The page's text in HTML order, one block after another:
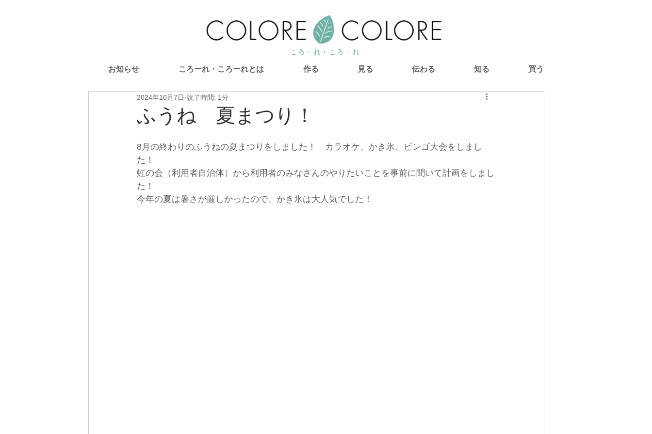
ころーれ・ころーれ
お知らせ ころーれ・ころーれとは 作る 見る 伝わる 知る 買う
ふうね 夏まつり！
2024年10月7日 読了時間: 1分
8月の終わりのふうねの夏まつりをしました！　カラオケ、かき氷、ビンゴ大会をしまし
た！
虹の会（利用者自治体）から利用者のみなさんのやりたいことを事前に聞いて計画をしまし
た！
今年の夏は暑さが厳しかったので、かき氷は大人気でした！